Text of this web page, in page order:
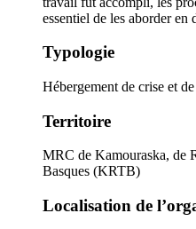
essentiel de les aborder
Typologie
Hébergement de crise et
Territoire
MRC de Kamouraska, de
Basques (KRTB)
Localisation de